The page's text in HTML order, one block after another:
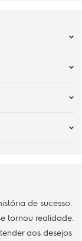
de sucesso.
tornou realidade.
aos desejos